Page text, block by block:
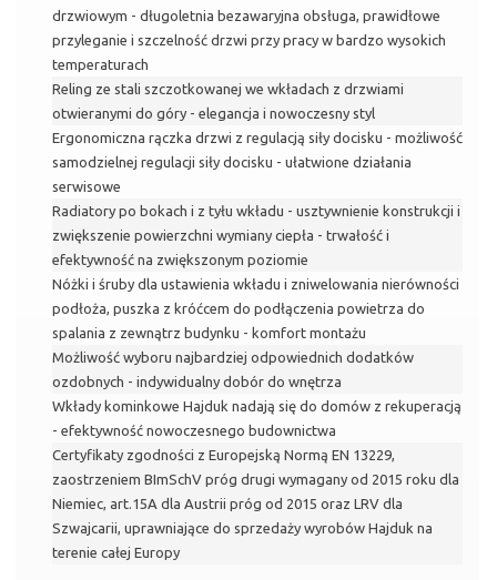
drzwiowym - długoletnia bezawaryjna obsługa, prawidłowe
przyleganie i szczelność drzwi przy pracy w bardzo wysokich
temperaturach
Reling ze stali szczotkowanej we wkładach z drzwiami
otwieranymi do góry - elegancja i nowoczesny styl
Ergonomiczna rączka drzwi z regulacją siły docisku - możliwość
samodzielnej regulacji siły docisku - ułatwione działania
serwisowe
Radiatory po bokach i z tyłu wkładu - usztywnienie konstrukcji i
zwiększenie powierzchni wymiany ciepła - trwałość i
efektywność na zwiększonym poziomie
Nóżki i śruby dla ustawienia wkładu i zniwelowania nierówności
podłoża, puszka z króćcem do podłączenia powietrza do
spalania z zewnątrz budynku - komfort montażu
Możliwość wyboru najbardziej odpowiednich dodatków
ozdobnych - indywidualny dobór do wnętrza
Wkłady kominkowe Hajduk nadają się do domów z rekuperacją
- efektywność nowoczesnego budownictwa
Certyfikaty zgodności z Europejską Normą EN 13229,
zaostrzeniem BImSchV próg drugi wymagany od 2015 roku dla
Niemiec, art.15A dla Austrii próg od 2015 oraz LRV dla
Szwajcarii, uprawniające do sprzedaży wyrobów Hajduk na
terenie całej Europy